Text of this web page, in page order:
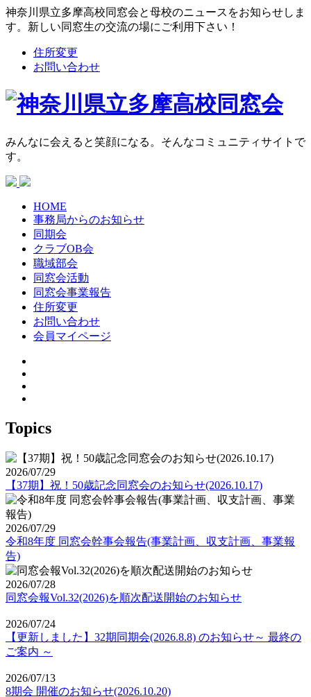
神奈川県立多摩高校同窓会と母校のニュースをお知らせしま
す。新しい同窓生の交流の場にご利用下さい！
住所変更
お問い合わせ
みんなに会えると笑顔になる。そんなコミュニティサイトで
す。
HOME
事務局からのお知らせ
同期会
クラブOB会
職域部会
同窓会活動
同窓会事業報告
住所変更
お問い合わせ
会員マイページ
Topics
2026/07/29
【37期】祝！50歳記念同窓会のお知らせ(2026.10.17)
2026/07/29
令和8年度 同窓会幹事会報告(事業計画、収支計画、事業報
告)
2026/07/28
同窓会報Vol.32(2026)を順次配送開始のお知らせ
2026/07/24
【更新しました】32期同期会(2026.8.8) のお知らせ～ 最終の
ご案内 ～
2026/07/13
8期会 開催のお知らせ(2026.10.20)